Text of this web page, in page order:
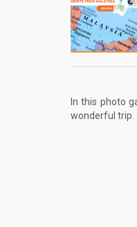
In this photo
wonderful trip.